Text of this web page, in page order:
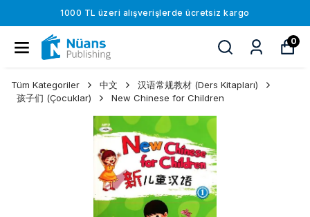
1000 TL üzeri alışverişlerde ücretsiz kargo
0
Tüm Kategoriler 中文
汉语常规教材 (Ders Kitapları)
孩子们 (Çocuklar)
New Chinese for Children